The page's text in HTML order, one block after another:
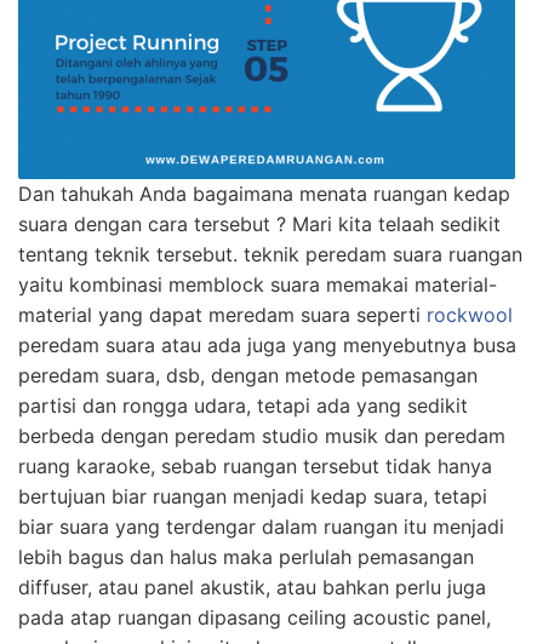
Dan tahukah Anda bagaimana menata ruangan kedap
suara dengan cara tersebut ? Mari kita telaah sedikit
tentang teknik tersebut. teknik peredam suara ruangan
yaitu kombinasi memblock suara memakai material-
material yang dapat meredam suara seperti rockwool
peredam suara atau ada juga yang menyebutnya busa
peredam suara, dsb, dengan metode pemasangan
partisi dan rongga udara, tetapi ada yang sedikit
berbeda dengan peredam studio musik dan peredam
ruang karaoke, sebab ruangan tersebut tidak hanya
bertujuan biar ruangan menjadi kedap suara, tetapi
biar suara yang terdengar dalam ruangan itu menjadi
lebih bagus dan halus maka perlulah pemasangan
diffuser, atau panel akustik, atau bahkan perlu juga
pada atap ruangan dipasang ceiling acoustic panel,